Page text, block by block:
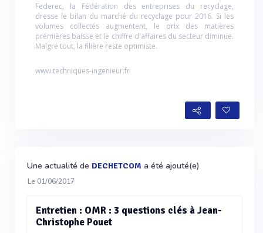
Federec, la Fédération des entreprises du recyclage,
dresse le bilan du marché du recyclage pour 2016. Si les
volumes collectés augmentent, le prix des matières
premières baisse et le chiffre d'affaires du secteur diminue.
Malgré tout, la filière reste optimiste.
www.techniques-ingenieur.fr
Une actualité de DECHETCOM a été ajouté(e)
Le 01/06/2017
Entretien : OMR : 3 questions clés à Jean-
Christophe Pouet